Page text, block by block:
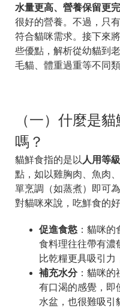
水量更高、營養保留更
很好的營養。不過，只
符合貓咪需求。接下來
些優點，解析從幼貓到
毛貓、體重過重等不同
（一）什麼是
嗎？
貓鮮食指的是以 人用等
點，如以雞胸肉、魚肉
單烹調（如蒸煮）即可
對貓咪來說，吃鮮食的
促進食慾 ：貓咪
食料理往往帶有濃
比乾糧更具吸引力
補充水分：貓咪的
有口渴的感覺，即
水盆，也很難吸引